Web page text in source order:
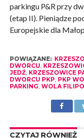
parkingu P&R przy
(etap II). Pieniądze
Europejskie dla
POWIĄZANE:
DWORCU,
JEDŹ, KRZESZOWICE
DWORCU PKP, PKP
PARKING, WOLA
CZYTAJ RÓWNIEŻ